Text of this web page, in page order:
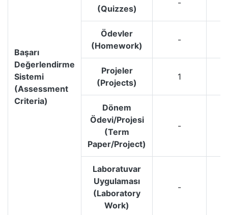
Başarı
Değerlendirme
Sistemi
(Assessment
Criteria)
(Quizzes)
-
Ödevler
(Homework)
-
Projeler
(Projects)
1
Dönem
Ödevi/Projesi
(Term
Paper/Project)
-
Laboratuvar
Uygulaması
(Laboratory
Work)
-